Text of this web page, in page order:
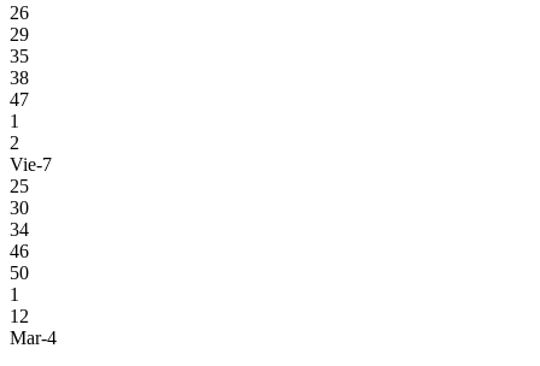
26
29
35
38
47
1
2
Vie-7
25
30
34
46
50
1
12
Mar-4